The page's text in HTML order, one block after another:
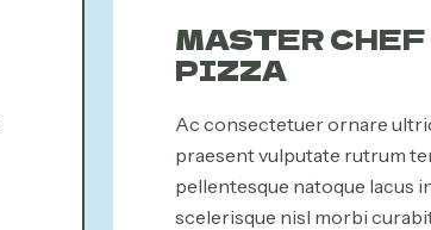
MASTER CHEF
PIZZA
Ac consectetuer ornare
praesent vulputate rutrum
pellentesque natoque lacus
scelerisque nisl morbi